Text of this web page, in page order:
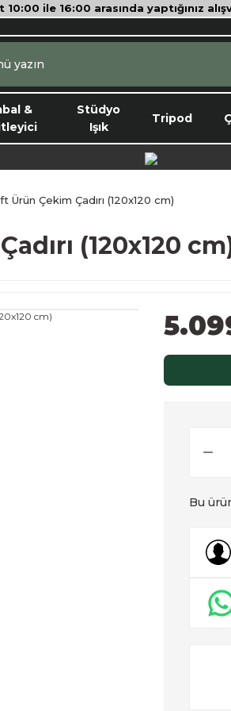
ile 16:00 arasında yaptığınız
&
Stüdyo
Işık
Tripod
Ürün Çekim Çadırı (120x120 cm)
(120x120
Bu